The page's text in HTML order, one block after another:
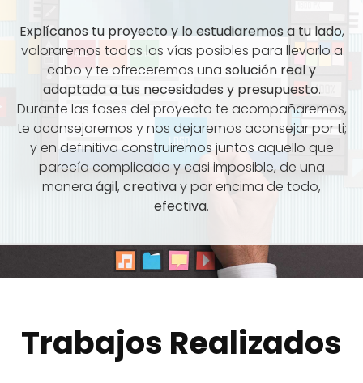
Explícanos tu proyecto y lo estudiaremos a tu lado,
valoraremos todas las vías posibles para llevarlo a
cabo y te ofreceremos una solución real y
adaptada a tus necesidades y presupuesto.
Durante las fases del proyecto te acompañaremos,
te aconsejaremos y nos dejaremos aconsejar por ti;
y en definitiva construiremos juntos aquello que
parecía complicado y casi imposible, de una
manera ágil, creativay por encima de todo,
efectiva.
Trabajos Realizados